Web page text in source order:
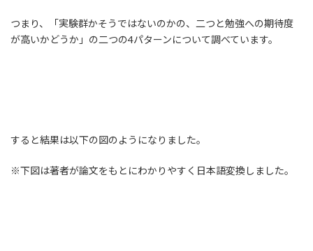
つまり、「実験群かそうではないのかの、二つと勉強への期待度
が高いかどうか」の二つの4パターンについて調べています。
すると結果は以下の図のようになりました。
※下図は著者が論文をもとにわかりやすく日本語変換しました。